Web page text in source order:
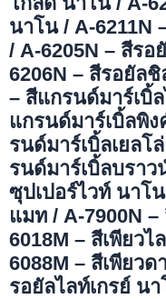
นาโน / A-6211N
/ A-6205N – สีร
6206N – สีรอยัล
– สีแกรนด์มาร์เบิ้
แกรนด์มาร์เบิ้ลพิ
รนด์มาร์เบิ้ลเยลโ
รนด์มาร์เบิ้ลบรา
ซุปเปอร์ไวท์ นาโ
แมท / A-7900N
6018M – สีเพียว
6088M – สีเพียวด
รอยัลไลท์เกรย์ น